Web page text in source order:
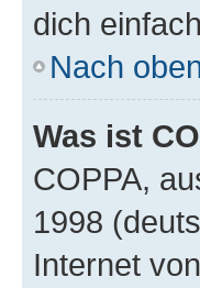
dich
Nach
Was ist
COPPA,
1998
Internet